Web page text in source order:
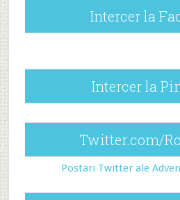
Intercer la
Intercer la
Twitter.com/
Postari Twitter ale